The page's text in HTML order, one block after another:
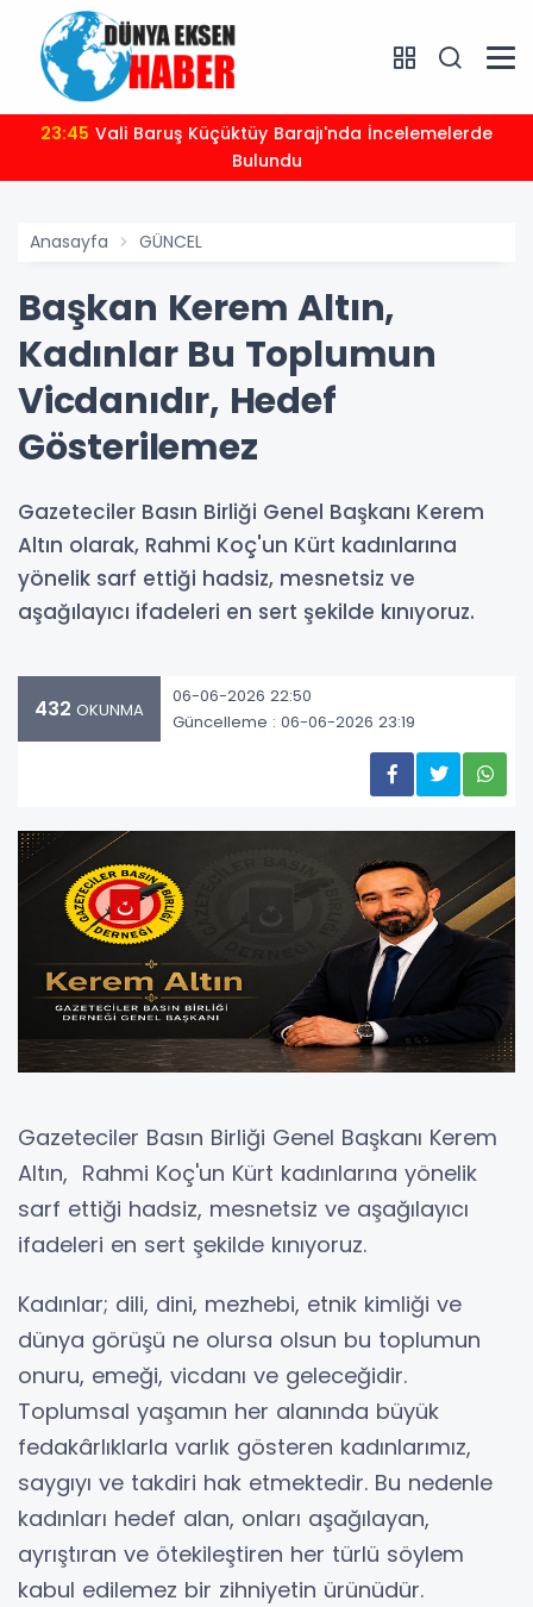
23:45
Bulundu
Anasayfa GÜNCEL
Başkan Kerem Altın,
Kadınlar Bu Toplumun
Vicdanıdır, Hedef
Gösterilemez
Gazeteciler Basın Birliği Genel Başkanı Kerem
Altın olarak, Rahmi Koç'un Kürt kadınlarına
yönelik sarf ettiği hadsiz, mesnetsiz ve
aşağılayıcı ifadeleri en sert şekilde kınıyoruz.
432 OKUNMA
06-06-2026 22:50
Güncelleme : 06-06-2026 23:19
Gazeteciler Basın Birliği Genel Başkanı Kerem
Altın, Rahmi Koç'un Kürt kadınlarına yönelik
sarf ettiği hadsiz, mesnetsiz ve aşağılayıcı
ifadeleri en sert şekilde kınıyoruz.
Kadınlar; dili, dini, mezhebi, etnik kimliği ve
dünya görüşü ne olursa olsun bu toplumun
onuru, emeği, vicdanı ve geleceğidir.
Toplumsal yaşamın her alanında büyük
fedakârlıklarla varlık gösteren kadınlarımız,
saygıyı ve takdiri hak etmektedir. Bu nedenle
kadınları hedef alan, onları aşağılayan,
ayrıştıran ve ötekileştiren her türlü söylem
kabul edilemez bir zihniyetin ürünüdür.